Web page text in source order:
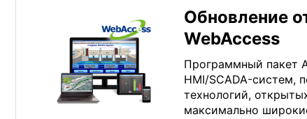
Обновление
WebAccess
Программный пакет
HMI/SCADA-систем,
технологий,
максимально